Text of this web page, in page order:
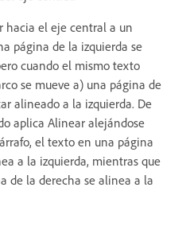
hacia el eje central a un
página de la izquierda se
cuando el mismo texto
se mueve a) una página de
alineado a la izquierda. De
aplica Alinear alejándose
el texto en una página
a la izquierda, mientras que
de la derecha se alinea a la